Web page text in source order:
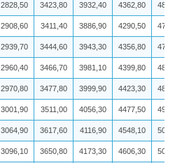
2828,50 3423,80 3932,40 4362,80
2908,60 3411,40 3886,90 4290,50
2939,70 3444,60 3943,30 4356,80
2960,40 3466,70 3981,10 4399,80
2970,80 3477,80 3999,90 4423,30
3001,90 3511,00 4056,30 4477,50
3064,90 3617,60 4116,90 4548,10
3096,10 3650,80 4173,30 4606,30